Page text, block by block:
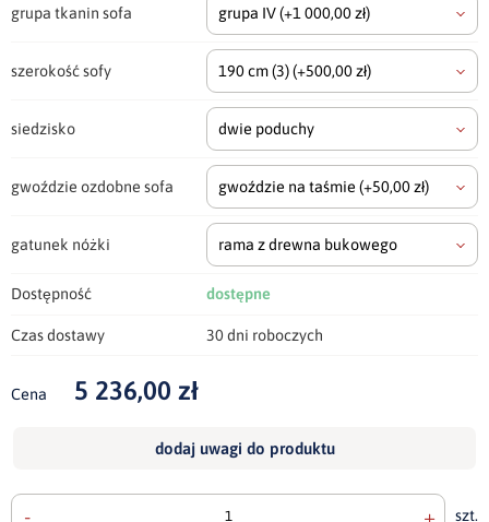
grupa tkanin sofa grupa IV(+1 000,00 zł)
szerokość sofy 190 cm(3)(+500,00 zł)
siedzisko dwie poduchy
gwoździe ozdobne sofa gwoździe na taśmie (+50,00 zł)
gatunek nóżki rama z drewna bukowego
Dostępność dostępne
Czas dostawy 30 dni roboczych
Cena 5 236,00 zł
dodaj uwagi do produktu
- + szt.